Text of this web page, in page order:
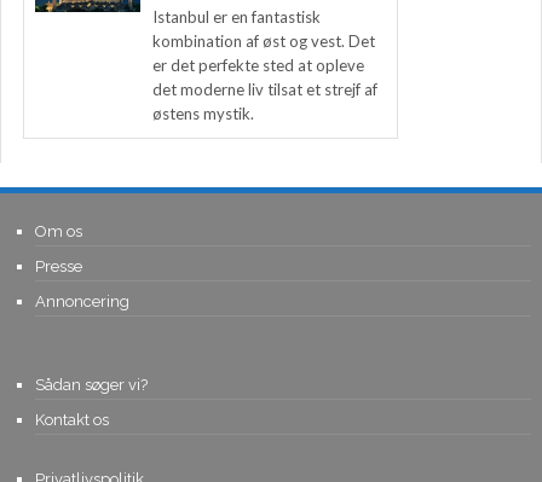
Istanbul er en fantastisk
kombination af øst og vest. Det
er det perfekte sted at opleve
det moderne liv tilsat et strejf af
østens mystik.
Om os
Presse
Annoncering
Sådan søger vi?
Kontakt os